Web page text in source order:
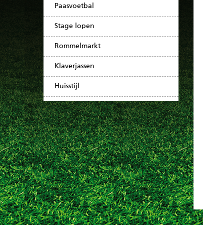
Paasvoetbal
Stage lopen
Rommelmarkt
Klaverjassen
Huisstijl